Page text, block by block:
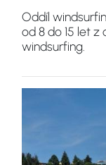
Oddíl
od 8 do 15 let z
windsurfing.